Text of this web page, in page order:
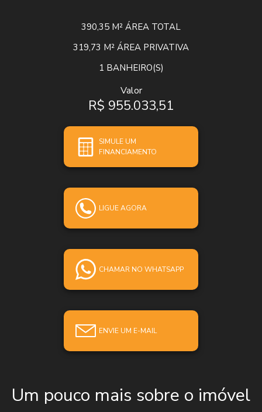
390,35 M² ÁREA TOTAL
319,73 M² ÁREA PRIVATIVA
1 BANHEIRO(S)
Valor
R$ 955.033,51
SIMULE UM
FINANCIAMENTO
LIGUE AGORA
CHAMAR NO WHATSAPP
ENVIE UM E-MAIL
Um pouco mais sobre o imóvel